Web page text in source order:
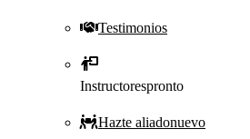
Testimonios
Instructorespronto
Hazte aliadonuevo